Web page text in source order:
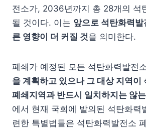
전소가, 2036년까지 총 28개의 석
될 것이다. 이는 앞으로 석탄화력
른 영향이 더 커질 것을 의미한다.
폐쇄가 예정된 모든 석탄화력발전
을 계획하고 있으나 그 대상 지역이
폐쇄지역과 반드시 일치하지는 않
에서 현재 국회에 발의된 석탄화력
련한 특별법들은 석탄화력발전소